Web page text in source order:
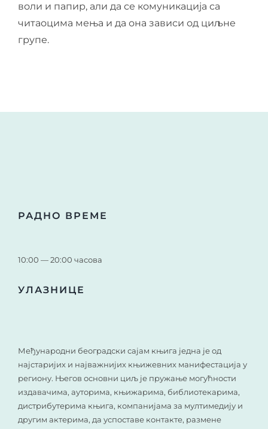
воли и папир, али да се комуникација са
читаоцима мења и да она зависи од циљне
групе.
РАДНО ВРЕМЕ
10:00 — 20:00 часова
УЛАЗНИЦЕ
Међународни београдски сајам књига једна је од
најстаријих и најважнијих књижевних манифестација у
региону. Његов основни циљ је пружање могућности
издавачима, ауторима, књижарима, библиотекарима,
дистрибутерима књига, компанијама за мултимедију и
другим актерима, да успоставе контакте, размене